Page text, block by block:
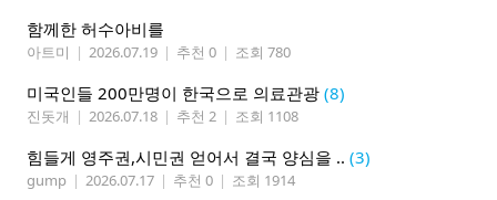
함께한 허수아비를
아트미 | 2026.07.19 | 추천 0 | 조회 780
미국인들 200만명이 한국으로 의료관광 (8)
진돗개 | 2026.07.18 | 추천 2 | 조회 1108
힘들게 영주권,시민권 얻어서 결국 양심을 .. (3)
gump | 2026.07.17 | 추천 0 | 조회 1914